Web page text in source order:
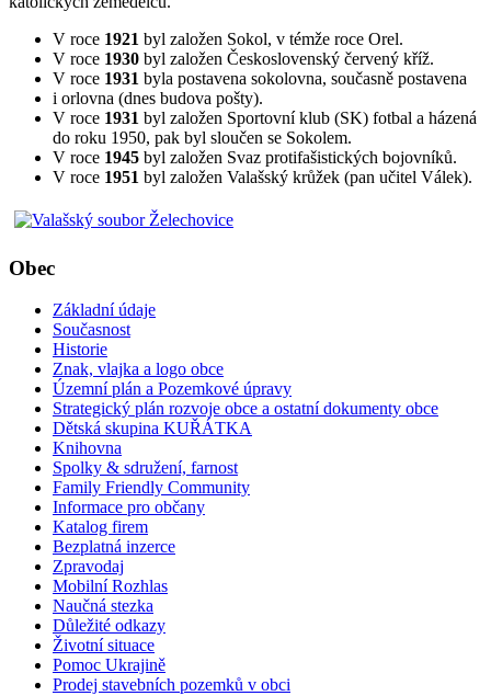
V roce 1921 byl založen Sokol, v témže roce Orel.
V roce 1930 byl založen Československý červený kříž.
V roce 1931 byla postavena sokolovna, současně postavena
i orlovna (dnes budova pošty).
V roce 1931 byl založen Sportovní klub (SK) fotbal a házená
do roku 1950, pak byl sloučen se Sokolem.
V roce 1945 byl založen Svaz protifašistických bojovníků.
V roce 1951 byl založen Valašský krůžek (pan učitel Válek).
Obec
Základní údaje
Současnost
Historie
Znak, vlajka a logo obce
Územní plán a Pozemkové úpravy
Strategický plán rozvoje obce a ostatní dokumenty obce
Dětská skupina KUŘÁTKA
Knihovna
Spolky & sdružení, farnost
Family Friendly Community
Informace pro občany
Katalog firem
Bezplatná inzerce
Zpravodaj
Mobilní Rozhlas
Naučná stezka
Důležité odkazy
Životní situace
Pomoc Ukrajině
Prodej stavebních pozemků v obci